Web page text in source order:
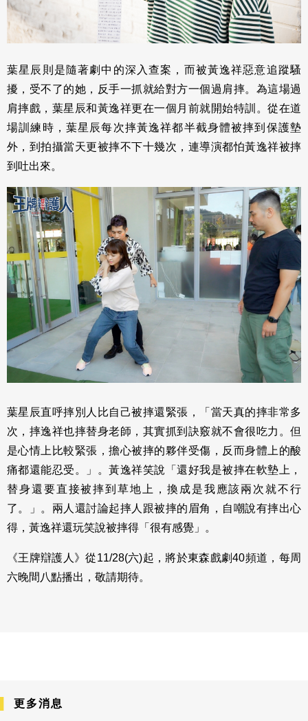
葉星辰則是隨著劇中的深入查案，而被黃逸祥惡意追蹤騷
擾，受不了的她，反手一抓就給對方一個過肩摔。為這場過
肩摔戲，葉星辰和黃逸祥更在一個月前就開始特訓。從在道
場訓練時，葉星辰每次摔黃逸祥都半截身體被摔到保護墊
外，到拍攝當天更被摔不下十幾次，連導演都怕黃逸祥被摔
到吐出來。
葉星辰直呼摔別人比自己被摔還緊張，「當天真的摔非常多
次，摔逸祥也摔替身老師，其實抓到訣竅就不會很吃力。但
是心情上比較緊張，擔心被摔的夥伴受傷，反而身體上的酸
痛都還能忍受。」。黃逸祥笑說「還好我是被摔在軟墊上，
替身還要直接被摔到草地上，換成是我應該兩次就不行
了。」。兩人還討論起摔人跟被摔的眉角，自嘲說有摔出心
得，黃逸祥還玩笑說被摔得「很有感覺」。
《王牌辯護人》從11/28(六)起，將於東森戲劇40頻道，每周
六晚間八點播出，敬請期待。
更多消息